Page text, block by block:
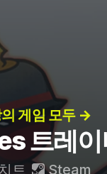
게임 모두 →
트레이
트 Steam